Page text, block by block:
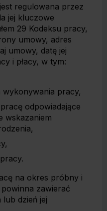
regulowana przez
jej kluczowe
29 Kodeksu pracy,
umowy, adres
umowy, datę jej
i płacy, w tym:
wykonywania pracy,
odpowiadające
wskazaniem
na okres próbny i
zawierać
dzień jej